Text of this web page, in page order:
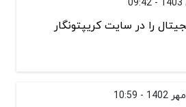
را در سایت کریپتونگار